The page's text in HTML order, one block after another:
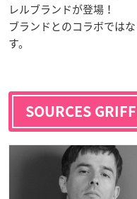
レルブランドが登場！
ブランドとのコラボでは
す。
SOURCES